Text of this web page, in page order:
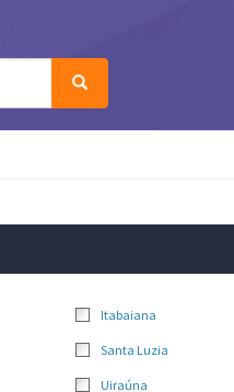
Itabaiana
Santa Luzia
Uiraúna